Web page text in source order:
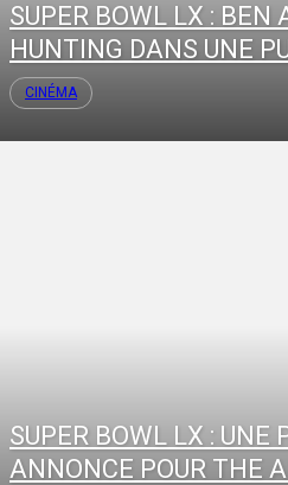
SUPER BOWL LX : BEN
HUNTING DANS UNE
CINÉMA
SUPER BOWL LX : UNE
ANNONCE POUR THE